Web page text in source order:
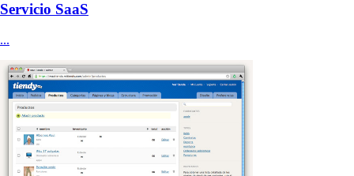
Servicio SaaS
...